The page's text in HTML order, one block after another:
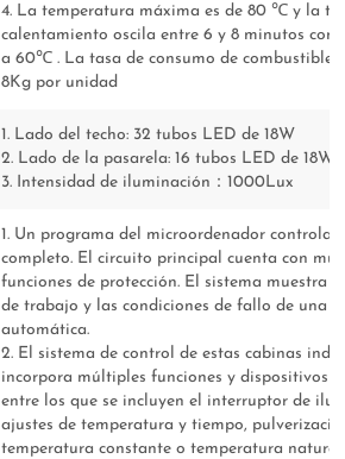
4. La temperatura máxima es de 80 ℃ y la
calentamiento oscila entre 6 y 8 minutos con
a 60℃ . La tasa de consumo de combustible
8Kg por unidad
1. Lado del techo: 32 tubos LED de 18W
2. Lado de la pasarela: 16 tubos LED de 18W
3. Intensidad de iluminación：1000Lux
1. Un programa del microordenador controla
completo. El circuito principal cuenta con
funciones de protección. El sistema muestra
de trabajo y las condiciones de fallo de una
automática.
2. El sistema de control de estas cabinas
incorpora múltiples funciones y dispositivos
entre los que se incluyen el interruptor de
ajustes de temperatura y tiempo,
temperatura constante o temperatura